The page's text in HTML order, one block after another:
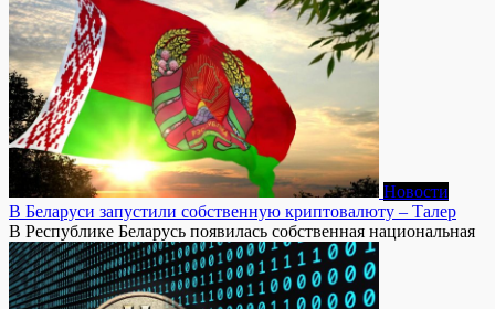
Новости
В Беларуси запустили собственную криптовалюту – Талер
В Республике Беларусь появилась собственная национальная